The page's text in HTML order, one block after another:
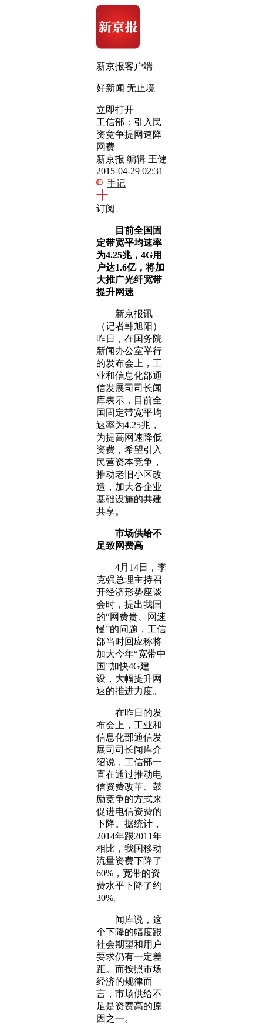
新京报客户端
好新闻 无止境
立即打开
工信部：引入民
资竞争提网速降
网费
新京报 编辑 王健
2015-04-29 02:31
手记
订阅
目前全国固
定带宽平均速率
为4.25兆，4G用
户达1.6亿，将加
大推广光纤宽带
提升网速
新京报讯
（记者韩旭阳）
昨日，在国务院
新闻办公室举行
的发布会上，工
业和信息化部通
信发展司司长闻
库表示，目前全
国固定带宽平均
速率为4.25兆，
为提高网速降低
资费，希望引入
民营资本竞争，
推动老旧小区改
造，加大各企业
基础设施的共建
共享。
市场供给不
足致网费高
4月14日，李
克强总理主持召
开经济形势座谈
会时，提出我国
的“网费贵、网速
慢”的问题，工信
部当时回应称将
加大今年“宽带中
国”加快4G建
设，大幅提升网
速的推进力度。
在昨日的发
布会上，工业和
信息化部通信发
展司司长闻库介
绍说，工信部一
直在通过推动电
信资费改革、鼓
励竞争的方式来
促进电信资费的
下降。据统计，
2014年跟2011年
相比，我国移动
流量资费下降了
60%，宽带的资
费水平下降了约
30%。
闻库说，这
个下降的幅度跟
社会期望和用户
要求仍有一定差
距。而按照市场
经济的规律而
言，市场供给不
足是资费高的原
因之一。